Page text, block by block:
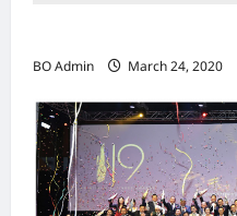
BO Admin March 24, 2020